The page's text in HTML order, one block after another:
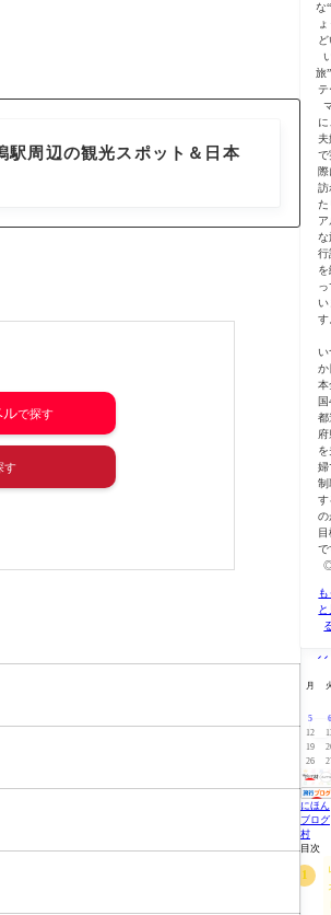
駅周辺の観光スポット＆日本
ル
な
ょ
ど
旅
テ
に
夫
で
際
訪
た
ア
な
行
を
っ
い
す
い
か
本
国
都
府
を
婦
制
す
の
で
も
と
月
5
6
12
19
26
にほん
ブログ
村
目次